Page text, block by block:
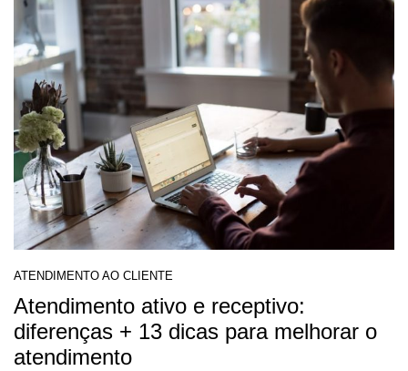
ATENDIMENTO AO CLIENTE
Atendimento ativo e receptivo:
diferenças + 13 dicas para melhorar o
atendimento